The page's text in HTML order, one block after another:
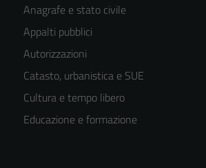
Anagrafe e stato civile
Appalti pubblici
Autorizzazioni
Catasto, urbanistica e SUE
Cultura e tempo libero
Educazione e formazione